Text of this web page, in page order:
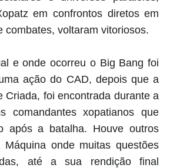
em confrontos diretos em
combates, voltaram vitoriosos.
e onde ocorreu o Big Bang foi
ação do CAD, depois que a
Criada, foi encontrada durante a
comandantes xopatianos que
após a batalha. Houve outros
onde muitas questões
até a sua rendição final